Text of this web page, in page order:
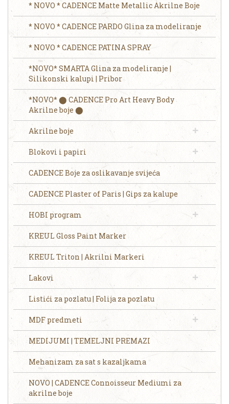
* NOVO * CADENCE Matte Metallic Akrilne Boje
* NOVO * CADENCE PARDO Glina za modeliranje
* NOVO * CADENCE PATINA SPRAY
*NOVO* SMARTA Glina za modeliranje |
Silikonski kalupi | Pribor
*NOVO* ⬤ CADENCE Pro Art Heavy Body
Akrilne boje ⬤
Akrilne boje
Blokovi i papiri
CADENCE Boje za oslikavanje svijeća
CADENCE Plaster of Paris | Gips za kalupe
HOBI program
KREUL Gloss Paint Marker
KREUL Triton | Akrilni Markeri
Lakovi
Listići za pozlatu | Folija za pozlatu
MDF predmeti
MEDIJUMI | TEMELJNI PREMAZI
Mehanizam za sat s kazaljkama
NOVO | CADENCE Connoisseur Mediumi za
akrilne boje